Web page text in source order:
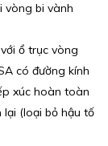
vòng bi vành
ổ trục vòng
có đường kính
xúc hoàn toàn
lại (loại bỏ hậu tố